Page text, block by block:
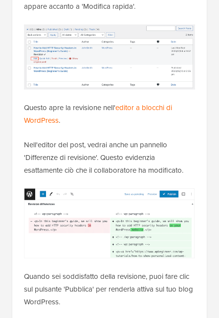
appare accanto a 'Modifica rapida'.
Questo apre la revisione nell'editor a blocchi di
WordPress.
Nell'editor del post, vedrai anche un pannello
'Differenze di revisione'. Questo evidenzia
esattamente ciò che il collaboratore ha modificato.
Quando sei soddisfatto della revisione, puoi fare clic
sul pulsante 'Pubblica' per renderla attiva sul tuo blog
WordPress.